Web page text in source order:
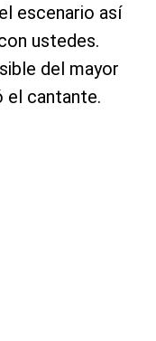
escenario así
ustedes.
del mayor
el cantante.